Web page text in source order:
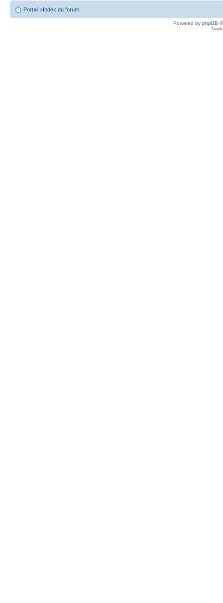
Portail » Index du forum
Powered by phpBB